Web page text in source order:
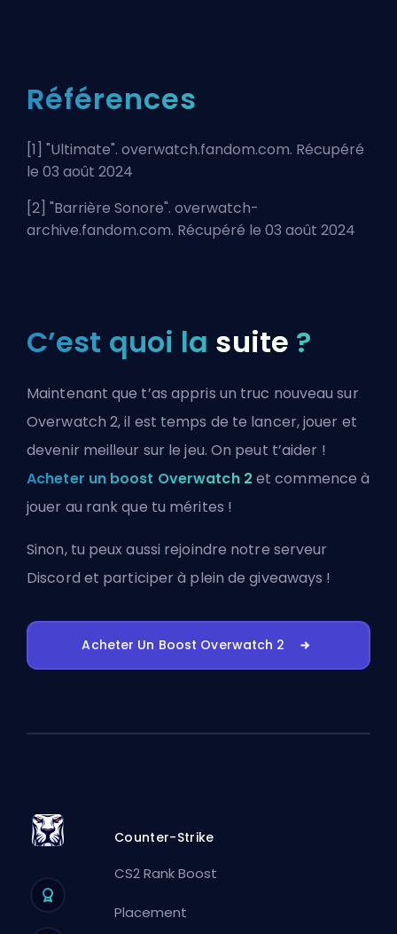
Références
[1] "Ultimate". overwatch.fandom.com. Récupéré
le 03 août 2024
[2] "Barrière Sonore". overwatch-
archive.fandom.com. Récupéré le 03 août 2024
C’est quoi la suite ?
Maintenant que t’as appris un truc nouveau sur
Overwatch 2, il est temps de te lancer, jouer et
devenir meilleur sur le jeu. On peut t’aider !
Acheter un boost Overwatch 2 et commence à
jouer au rank que tu mérites !
Sinon, tu peux aussi rejoindre notre serveur
Discord et participer à plein de giveaways !
Acheter Un Boost Overwatch 2
Counter-Strike
CS2 Rank Boost
Placement